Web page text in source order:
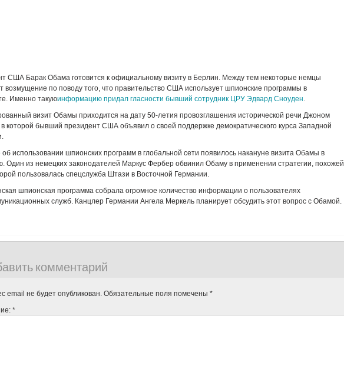
США Барак Обама готовится к официальному визиту в Берлин. Между тем некоторые немцы
возмущение по поводу того, что правительство США использует шпионские программы в
Именно такуюинформацию придал гласности бывший сотрудник ЦРУ Эдвард Сноуден.
визит Обамы приходится на дату 50-летия провозглашения исторической речи Джоном
в которой бывший президент США объявил о своей поддержке демократического курса Западной
об использовании шпионских программ в глобальной сети появилось накануне визита Обамы в
Один из немецких законодателей Маркус Фербер обвинил Обаму в применении стратегии, похожей
пользовалась спецслужба Штази в Восточной Германии.
шпионская программа собрала огромное количество информации о пользователях
служб. Канцлер Германии Ангела Меркель планирует обсудить этот вопрос с Обамой.
комментарий
email не будет опубликован. Обязательные поля помечены *
*